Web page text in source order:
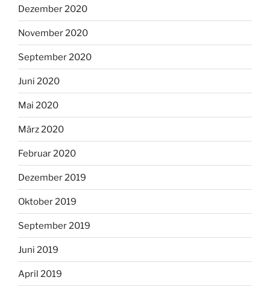
Dezember 2020
November 2020
September 2020
Juni 2020
Mai 2020
März 2020
Februar 2020
Dezember 2019
Oktober 2019
September 2019
Juni 2019
April 2019